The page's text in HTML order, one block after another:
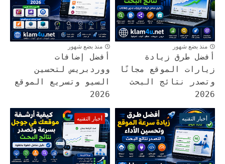
منذ بضع شهور
أفضل طرق زيادة
زيارات الموقع مجانًا
وتصدر نتائج البحث
2026
منذ بضع شهور
أفضل إضافات
ووردبريس لتحسين
السيو وتسريع الموقع
2026
أخبار التقنيه أخبار التقنيه